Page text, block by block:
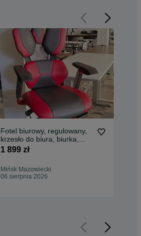
Fotel biurowy, regulowany,
krzesło do biura, biurka,
gamingowy COMBAT |
1 899 zł
Mińsk Mazowiecki
06 sierpnia 2026